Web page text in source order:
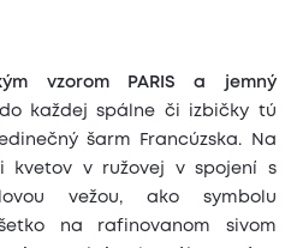
vzorom PARIS
a jemný
každej spálne či izbičky tú
šarm Francúzska. Na
kvetov v ružovej v spojení s
vežou, ako symbolu
na rafinovanom sivom